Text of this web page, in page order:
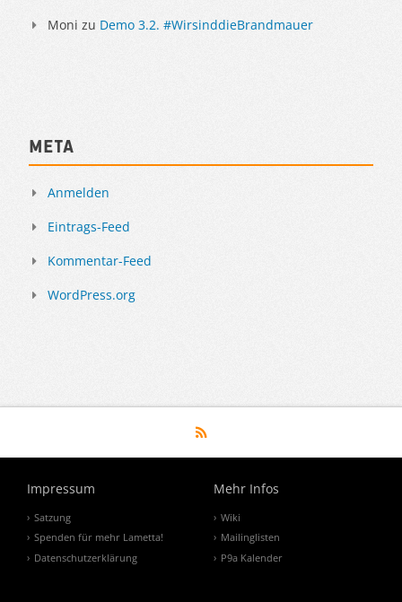
Moni zu Demo 3.2. #WirsinddieBrandmauer
Meta
Anmelden
Eintrags-Feed
Kommentar-Feed
WordPress.org
Impressum
Satzung
Spenden für mehr Lametta!
Datenschutzerklärung
Mehr Infos
Wiki
Mailinglisten
P9a Kalender